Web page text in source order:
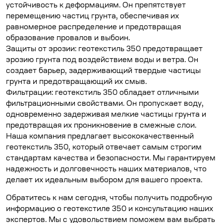
устойчивость к деформациям. Он препятствует
перемещению частиц грунта, обеспечивая их
равномерное распределение и предотвращая
образование провалов и выбоин.
Защиты от эрозии: геотекстиль 350 предотвращает
эрозию грунта под воздействием воды и ветра. Он
создает барьер, задерживающий твердые частицы
грунта и предотвращающий их смыв.
Фильтрации: геотекстиль 350 обладает отличными
фильтрационными свойствами. Он пропускает воду,
одновременно задерживая мелкие частицы грунта и
предотвращая их проникновение в смежные слои.
Наша компания предлагает высококачественный
геотекстиль 350, который отвечает самым строгим
стандартам качества и безопасности. Мы гарантируем
надежность и долговечность наших материалов, что
делает их идеальным выбором для вашего проекта.
Обратитесь к нам сегодня, чтобы получить подробную
информацию о геотекстиле 350 и консультацию наших
экспертов. Мы с удовольствием поможем вам выбрать